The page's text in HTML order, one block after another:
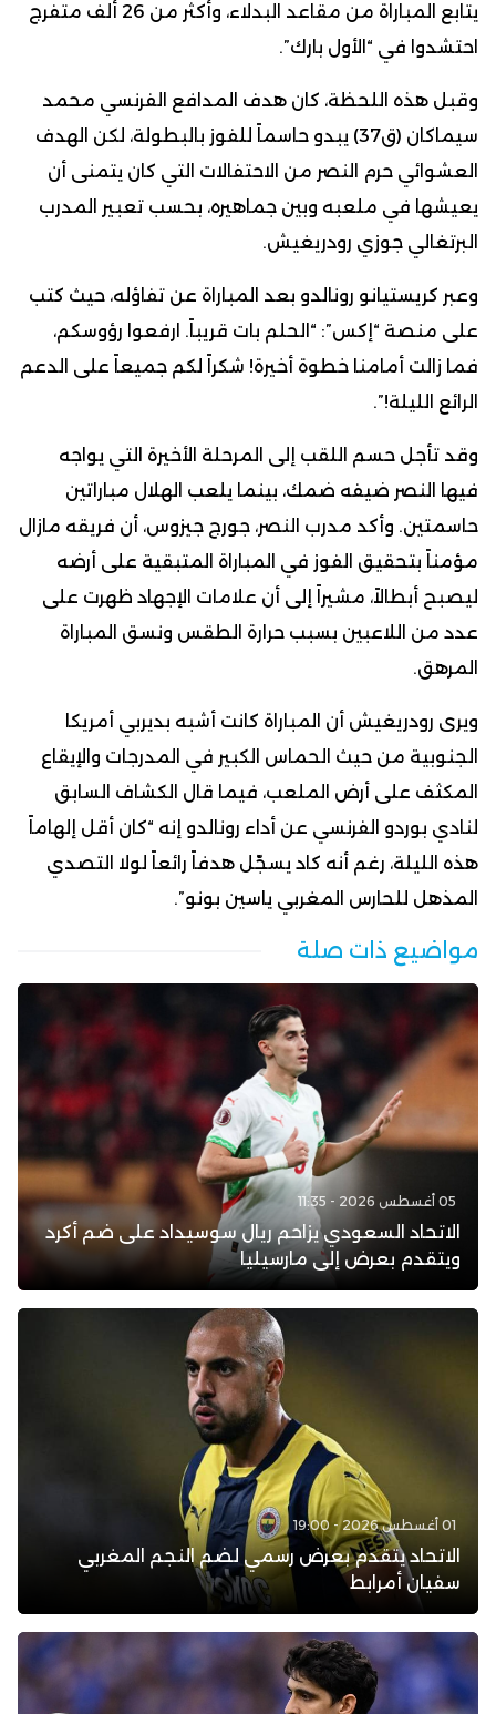
يتابع المباراة من مقاعد البدلاء، وأكثر من 26 ألف متفرج
احتشدوا في “الأول بارك”.
وقبل هذه اللحظة، كان هدف المدافع الفرنسي محمد
سيماكان (ق37) يبدو حاسماً للفوز بالبطولة، لكن الهدف
العشوائي حرم النصر من الاحتفالات التي كان يتمنى أن
يعيشها في ملعبه وبين جماهيره، بحسب تعبير المدرب
البرتغالي جوزي رودريغيش.
وعبر كريستيانو رونالدو بعد المباراة عن تفاؤله، حيث كتب
على منصة “إكس”: “الحلم بات قريباً. ارفعوا رؤوسكم،
فما زالت أمامنا خطوة أخيرة! شكراً لكم جميعاً على الدعم
الرائع الليلة!”.
وقد تأجل حسم اللقب إلى المرحلة الأخيرة التي يواجه
فيها النصر ضيفه ضمك، بينما يلعب الهلال مباراتين
حاسمتين. وأكد مدرب النصر، جورج جيزوس، أن فريقه مازال
مؤمناً بتحقيق الفوز في المباراة المتبقية على أرضه
ليصبح أبطالاً، مشيراً إلى أن علامات الإجهاد ظهرت على
عدد من اللاعبين بسبب حرارة الطقس ونسق المباراة
المرهق.
ويرى رودريغيش أن المباراة كانت أشبه بديربي أمريكا
الجنوبية من حيث الحماس الكبير في المدرجات والإيقاع
المكثف على أرض الملعب، فيما قال الكشاف السابق
لنادي بوردو الفرنسي عن أداء رونالدو إنه “كان أقل إلهاماً
هذه الليلة، رغم أنه كاد يسجّل هدفاً رائعاً لولا التصدي
المذهل للحارس المغربي ياسين بونو”.
مواضيع ذات صلة
05 أغسطس 2026 - 11:35
الاتحاد السعودي يزاحم ريال سوسيداد على ضم أكرد
ويتقدم بعرض إلى مارسيليا
01 أغسطس 2026 - 19:00
الاتحاد يتقدم بعرض رسمي لضم النجم المغربي
سفيان أمرابط